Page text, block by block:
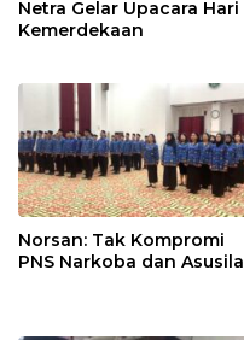
Netra Gelar Upacara Hari
Kemerdekaan
Norsan: Tak Kompromi
PNS Narkoba dan Asusila